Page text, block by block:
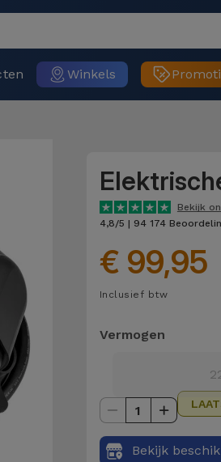
Winkels
Bekijk
4,8/5 | 94 174
€ 99,95
Inclusief btw
Vermogen
1
Bekijk